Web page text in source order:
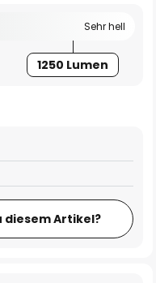
Sehr hell
1250 Lumen
diesem Artikel?